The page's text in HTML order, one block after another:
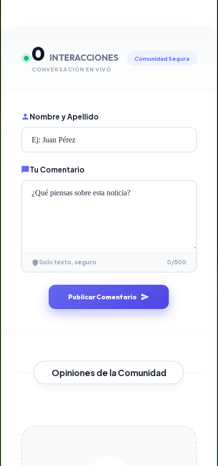
0 INTERACCIONES
CONVERSACIÓN EN VIVO
Comunidad Segura
Nombre y Apellido
Tu Comentario
Solo texto, seguro 0/500
Publicar Comentario
Opiniones de la Comunidad